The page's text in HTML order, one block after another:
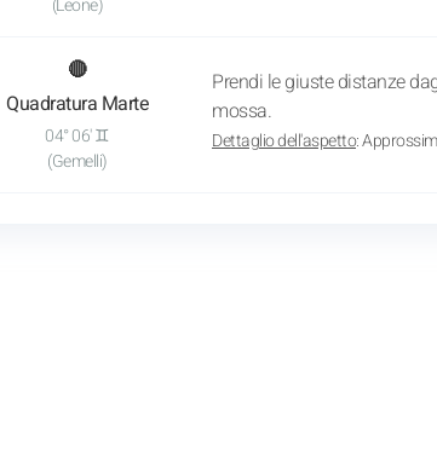
(Leone)
transito🔴
Quadratura Marte
04° 06' ♊
(Gemelli)
Prendi le giuste distanze
mossa.
Dettaglio dell'aspetto: